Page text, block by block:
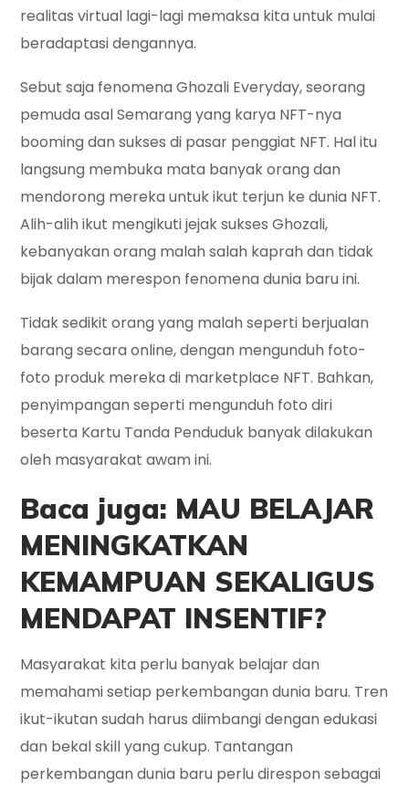
realitas virtual lagi-lagi memaksa kita untuk mulai
beradaptasi dengannya.
Sebut saja fenomena Ghozali Everyday, seorang
pemuda asal Semarang yang karya NFT-nya
booming dan sukses di pasar penggiat NFT. Hal itu
langsung membuka mata banyak orang dan
mendorong mereka untuk ikut terjun ke dunia NFT.
Alih-alih ikut mengikuti jejak sukses Ghozali,
kebanyakan orang malah salah kaprah dan tidak
bijak dalam merespon fenomena dunia baru ini.
Tidak sedikit orang yang malah seperti berjualan
barang secara online, dengan mengunduh foto-
foto produk mereka di marketplace NFT. Bahkan,
penyimpangan seperti mengunduh foto diri
beserta Kartu Tanda Penduduk banyak dilakukan
oleh masyarakat awam ini.
Baca juga: MAU BELAJAR
MENINGKATKAN
KEMAMPUAN SEKALIGUS
MENDAPAT INSENTIF?
Masyarakat kita perlu banyak belajar dan
memahami setiap perkembangan dunia baru. Tren
ikut-ikutan sudah harus diimbangi dengan edukasi
dan bekal skill yang cukup. Tantangan
perkembangan dunia baru perlu direspon sebagai